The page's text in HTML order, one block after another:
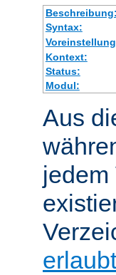
Beschreibung:
Syntax:
Kontext:
Status:
Modul:
Aus
jedem